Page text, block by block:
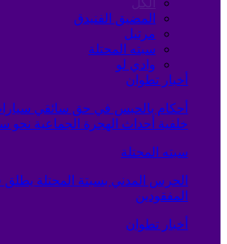
المضيق الفنيدق
مرتيل
سبته المحتلة
وادي لو
أخبار تطوان
أحكام بالحبس في حق سائقي
خلفية أحداث الهجرة الجماعية نحو
سبته المحتلة
الحرس المدني بسبتة المحتلة يطلق
المفقودين
أخبار تطوان